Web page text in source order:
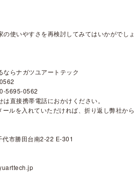
使いやすさを再検討してみてはいかがでしょ
ならナガツユアートテック
5695-0562
直接携帯電話におかけください。
ルを入れていただければ、折り返し弊社から
市勝田台南2-22 E-301